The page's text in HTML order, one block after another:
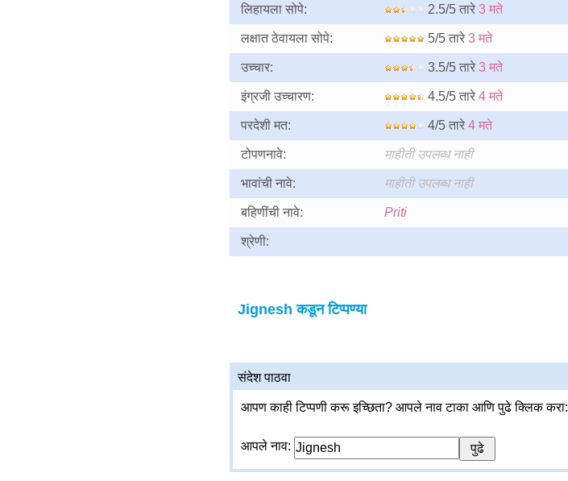
लिहायला सोपे: 2.5/5 तारे 3 मते
लक्षात ठेवायला सोपे: 5/5 तारे 3 मते
उच्चार: 3.5/5 तारे 3 मते
इंग्रजी उच्चारण: 4.5/5 तारे 4 मते
परदेशी मत: 4/5 तारे 4 मते
टोपणनावे: माहीती उपलब्ध नाही
भावांची नावे: माहीती उपलब्ध नाही
बहिणींची नावे: Priti
श्रेणी:
Jignesh कडून टिप्पण्या
संदेश पाठवा
आपण काही टिप्पणी करू इच्छिता? आपले नाव टाका आणि पुढे क्लिक करा:
आपले नाव: